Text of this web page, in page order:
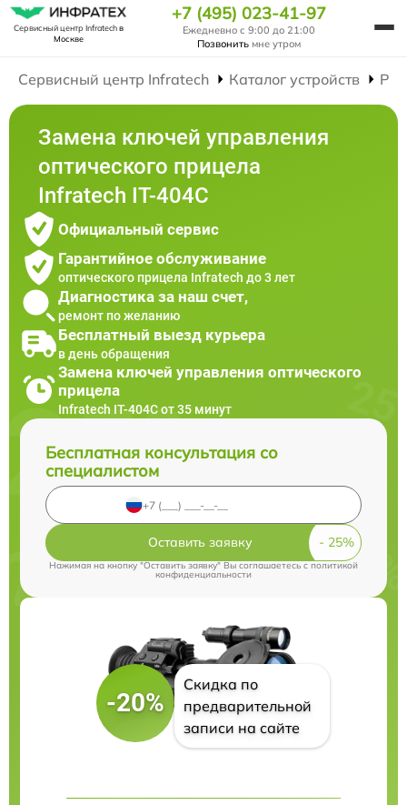
Сервисный центр Infratechв
Москве
+7 (495) 023-41-97
Ежедневно с 9:00 до 21:00
Позвонить мне утром
Сервисный центр Infratech Каталог устройств
Замена ключей управления
оптического прицела
Infratech IT-404C
Официальный сервис
Гарантийное обслуживание
оптического прицела Infratech до 3 лет
Диагностика за наш счет,
ремонт по желанию
Бесплатный выезд курьера
в день обращения
Замена ключей управления оптического
прицела
Infratech IT-404C от 35 минут
Бесплатная консультация со
специалистом
Оставить заявку
Нажимая на кнопку "Оставить заявку" Вы соглашаетесь cполитикой
конфиденциальности
-20%
Скидка по
предварительной
записи на сайте